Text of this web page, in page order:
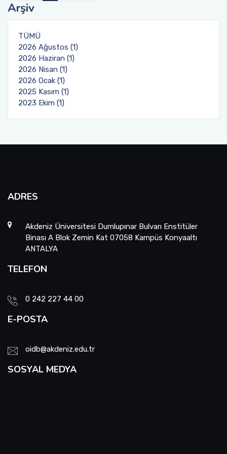
Arşiv
TÜMÜ
2026 Ağustos (1)
2026 Haziran (1)
2026 Nisan (1)
2026 Ocak (1)
2025 Kasım (1)
2023 Ekim (1)
ADRES
Akdeniz Üniversitesi Dumlupınar Bulvarı Enstitüler
Binası A Blok Zemin Kat 07058 Kampüs Konyaaltı
ANTALYA
TELEFON
0 242 227 44 00
E-POSTA
oidb@akdeniz.edu.tr
SOSYAL MEDYA
Mezun Öğrenci
Sosyal Transkript